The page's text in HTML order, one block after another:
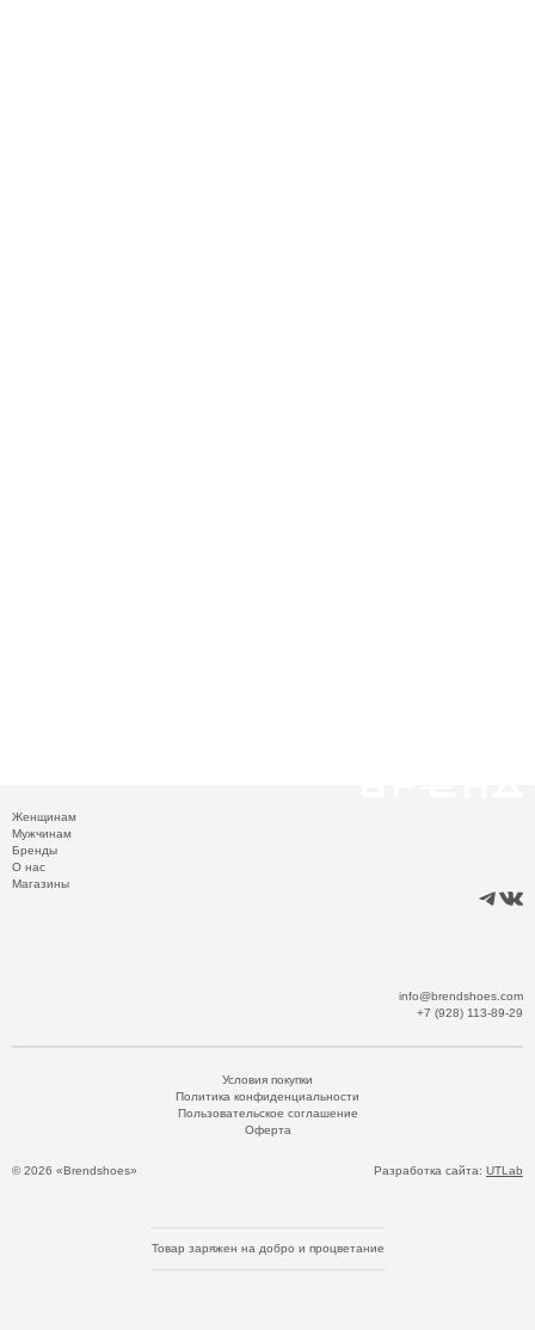
Женщинам
Мужчинам
Бренды
О нас
Магазины
info@brendshoes.com
+7 (928) 113-89-29
© 2026 «Brendshoes»
Условия покупки
Политика конфиденциальности
Пользовательское соглашение
Оферта
Разработка сайта: UTLab
Товар заряжен на добро и процветание